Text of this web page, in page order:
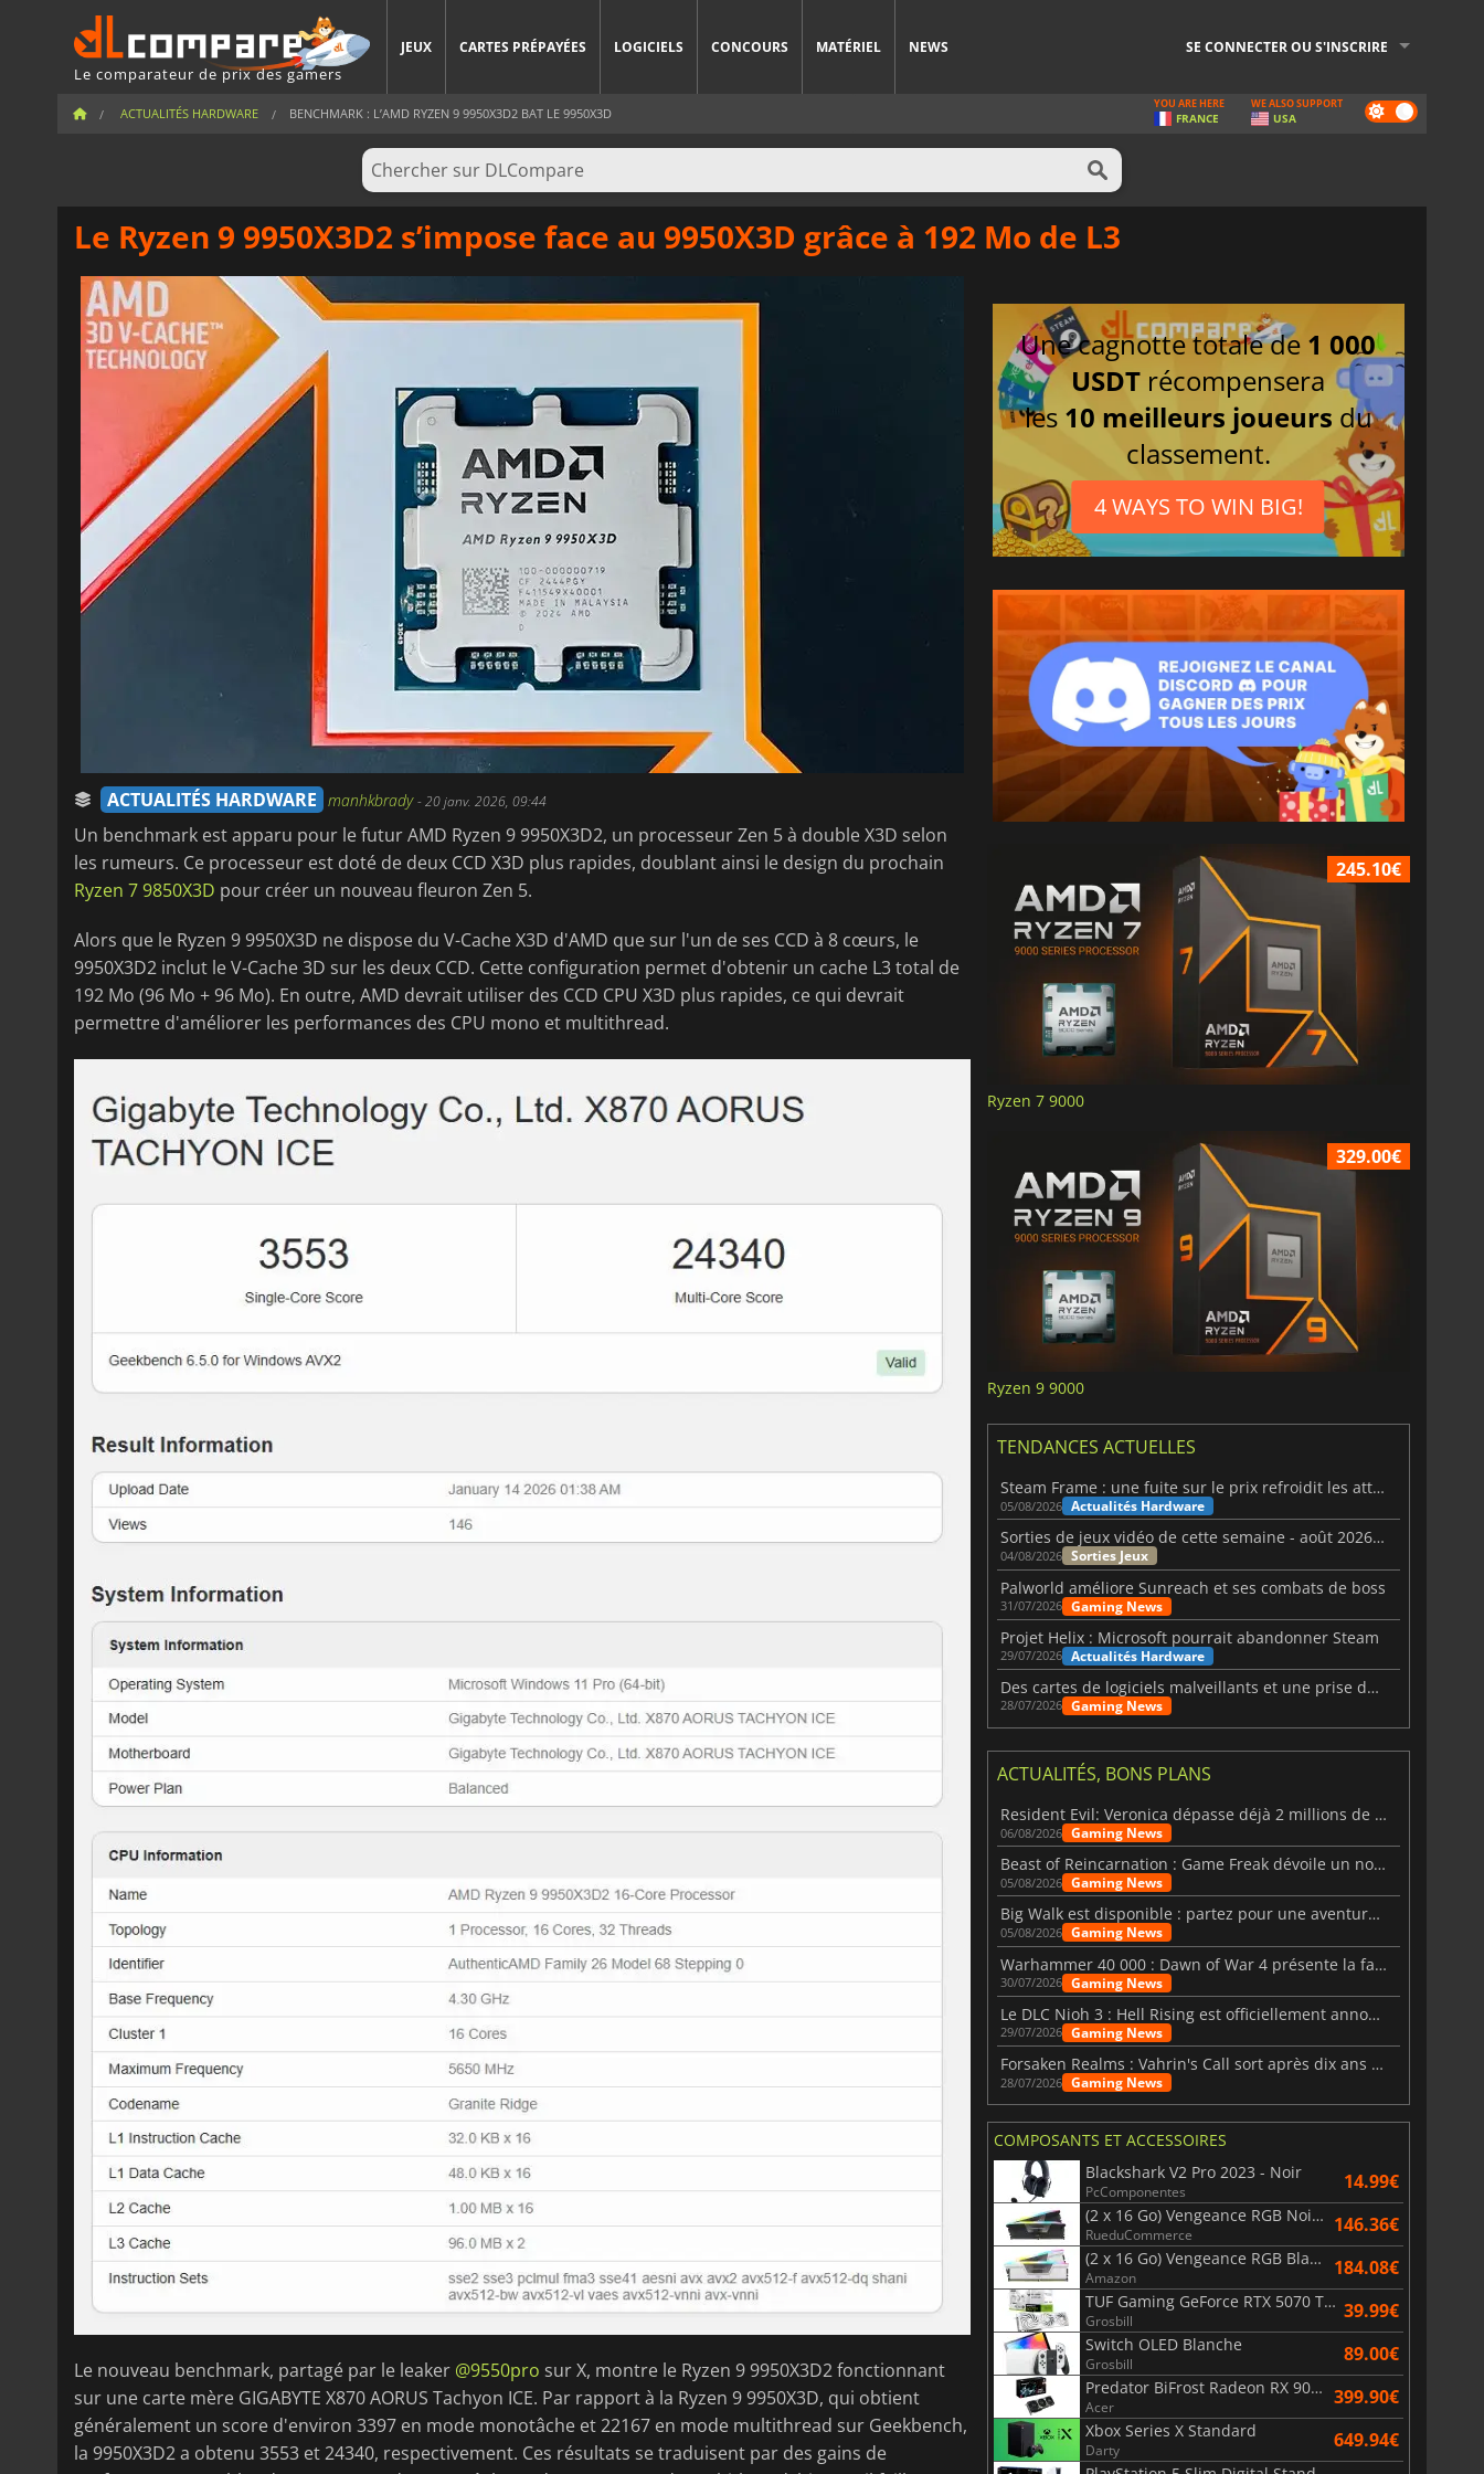
Le comparateur de prix des gamers
JEUX CARTES PRÉPAYÉES LOGICIELS CONCOURS MATÉRIEL NEWS SE CONNECTER OU S'INSCRIRE
ACTUALITÉS HARDWARE BENCHMARK : L’AMD RYZEN 9 9950X3D2 BAT LE 9950X3D Dark
mode
YOU ARE HERE
FRANCE
WE ALSO SUPPORT
USA
Le Ryzen 9 9950X3D2 s’impose face au 9950X3D grâce à 192 Mo de L3
ACTUALITÉS HARDWARE manhkbrady-20 janv. 2026, 09:44
Un benchmark est apparu pour le futur AMD Ryzen 9 9950X3D2, un processeur Zen 5 à double X3D selon
les rumeurs. Ce processeur est doté de deux CCD X3D plus rapides, doublant ainsi le design du prochain
Ryzen 7 9850X3D pour créer un nouveau fleuron Zen 5.
Alors que le Ryzen 9 9950X3D ne dispose du V-Cache X3D d'AMD que sur l'un de ses CCD à 8 cœurs, le
9950X3D2 inclut le V-Cache 3D sur les deux CCD. Cette configuration permet d'obtenir un cache L3 total de
192 Mo (96 Mo + 96 Mo). En outre, AMD devrait utiliser des CCD CPU X3D plus rapides, ce qui devrait
permettre d'améliorer les performances des CPU mono et multithread.
Le nouveau benchmark, partagé par le leaker @9550pro sur X, montre le Ryzen 9 9950X3D2 fonctionnant
sur une carte mère GIGABYTE X870 AORUS Tachyon ICE. Par rapport à la Ryzen 9 9950X3D, qui obtient
généralement un score d'environ 3397 en mode monotâche et 22167 en mode multithread sur Geekbench,
la 9950X3D2 a obtenu 3553 et 24340, respectivement. Ces résultats se traduisent par des gains de
Une cagnotte totale de 1 000
USDT récompensera
les 10 meilleurs joueurs du
classement.
4 WAYS TO WIN BIG!
245.10€
Ryzen 7 9000
329.00€
Ryzen 9 9000
TENDANCES ACTUELLES
Steam Frame : une fuite sur le prix refroidit les attentes VR
05/08/2026 Actualités Hardware
Sorties de jeux vidéo de cette semaine - août 2026 (semaine 32)
04/08/2026 Sorties Jeux
Palworld améliore Sunreach et ses combats de boss
31/07/2026 Gaming News
Projet Helix : Microsoft pourrait abandonner Steam
29/07/2026 Actualités Hardware
Des cartes de logiciels malveillants et une prise de contrôle de Discord ont touché Meccha Chameleon
28/07/2026 Gaming News
ACTUALITÉS, BONS PLANS
Resident Evil: Veronica dépasse déjà 2 millions de wishlists
06/08/2026 Gaming News
Beast of Reincarnation : Game Freak dévoile un nouveau pari
05/08/2026 Gaming News
Big Walk est disponible : partez pour une aventure entre amis
05/08/2026 Gaming News
Warhammer 40 000 : Dawn of War 4 présente la faction des Nécrons
30/07/2026 Gaming News
Le DLC Nioh 3 : Hell Rising est officiellement annoncé
29/07/2026 Gaming News
Forsaken Realms : Vahrin's Call sort après dix ans de développement
28/07/2026 Gaming News
COMPOSANTS ET ACCESSOIRES
Blackshark V2 Pro 2023 - Noir
PcComponentes 14.99€
(2 x 16 Go) Vengeance RGB Noir AMD Expo 6000 MHz - CAS 30
RueduCommerce 146.36€
(2 x 16 Go) Vengeance RGB Blanc 6400 MHz - CAS 32
Amazon 184.08€
TUF Gaming GeForce RTX 5070 Ti OC White Edition 16GB
Grosbill 39.99€
Switch OLED Blanche
Grosbill 89.00€
Predator BiFrost Radeon RX 9070 XT OC 16 Go
Acer 399.90€
Xbox Series X Standard
Darty 649.94€